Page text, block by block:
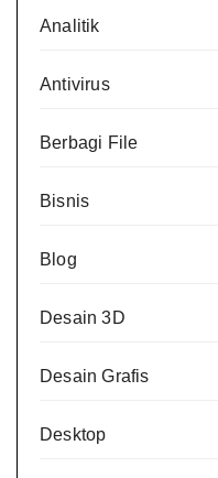
Analitik
Antivirus
Berbagi File
Bisnis
Blog
Desain 3D
Desain Grafis
Desktop